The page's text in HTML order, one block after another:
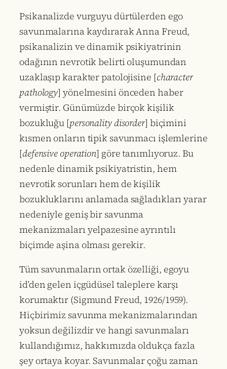
Psikanalizde vurguyu dürtülerden ego
savunmalarına kaydırarak Anna Freud,
psikanalizin ve dinamik psikiyatrinin
odağının nevrotik belirti oluşumundan
uzaklaşıp karakter patolojisine [character
pathology] yönelmesini önceden haber
vermiştir. Günümüzde birçok kişilik
bozukluğu [personality disorder] biçimini
kısmen onların tipik savunmacı işlemlerine
[defensive operation] göre tanımlıyoruz. Bu
nedenle dinamik psikiyatristin, hem
nevrotik sorunları hem de kişilik
bozukluklarını anlamada sağladıkları yarar
nedeniyle geniş bir savunma
mekanizmaları yelpazesine ayrıntılı
biçimde aşina olması gerekir.
Tüm savunmaların ortak özelliği, egoyu
id’den gelen içgüdüsel taleplere karşı
korumaktır (Sigmund Freud, 1926/1959).
Hiçbirimiz savunma mekanizmalarından
yoksun değilizdir ve hangi savunmaları
kullandığımız, hakkımızda oldukça fazla
şey ortaya koyar. Savunmalar çoğu zaman